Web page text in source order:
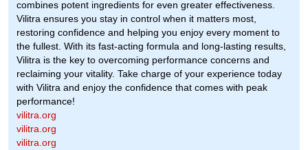
combines potent ingredients for even greater effectiveness.
Vilitra ensures you stay in control when it matters most,
restoring confidence and helping you enjoy every moment to
the fullest. With its fast-acting formula and long-lasting results,
Vilitra is the key to overcoming performance concerns and
reclaiming your vitality. Take charge of your experience today
with Vilitra and enjoy the confidence that comes with peak
performance!
vilitra.org
vilitra.org
vilitra.org